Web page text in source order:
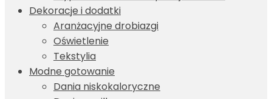
Dekoracje i dodatki
Aranżacyjne drobiazgi
Oświetlenie
Tekstylia
Modne gotowanie
Dania niskokaloryczne